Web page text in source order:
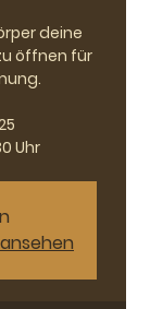
deine
öffnen für
Uhr